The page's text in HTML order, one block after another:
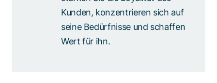
Kunden, konzentrieren sich auf
seine Bedürfnisse und schaffen
Wert für ihn.